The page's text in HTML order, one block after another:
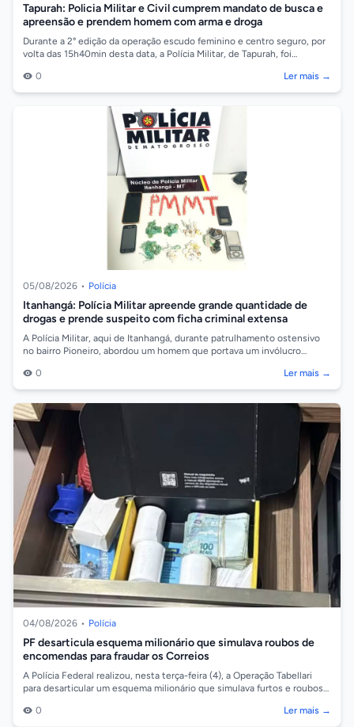
Tapurah: Policia Militar e Civil cumprem mandato de busca e
apreensão e prendem homem com arma e droga
Durante a 2° edição da operação escudo feminino e centro seguro, por
volta das 15h40min desta data, a Polícia Militar, de Tapurah, foi
0
Ler mais →
05/08/2026 • Polícia
Itanhangá: Polícia Militar apreende grande quantidade de
drogas e prende suspeito com ficha criminal extensa
A Polícia Militar, aqui de Itanhangá, durante patrulhamento ostensivo
no bairro Pioneiro, abordou um homem que portava um invólucro
0
Ler mais →
04/08/2026 • Polícia
PF desarticula esquema milionário que simulava roubos de
encomendas para fraudar os Correios
A Polícia Federal realizou, nesta terça-feira (4), a Operação Tabellari
para desarticular um esquema milionário que simulava furtos e roubos
0
Ler mais →